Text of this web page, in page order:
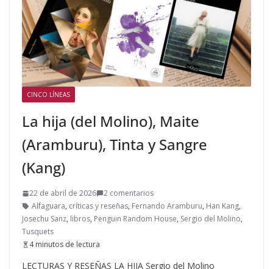
CINCO LÍNEAS
La hija (del Molino), Maite
(Aramburu), Tinta y Sangre
(Kang)
22 de abril de 2026
2 comentarios
Alfaguara, críticas y reseñas, Fernando Aramburu, Han Kang,
Josechu Sanz, libros, Penguin Random House, Sergio del Molino,
Tusquets
4 minutos de lectura
LECTURAS Y RESEÑAS LA HIJA Sergio del Molino